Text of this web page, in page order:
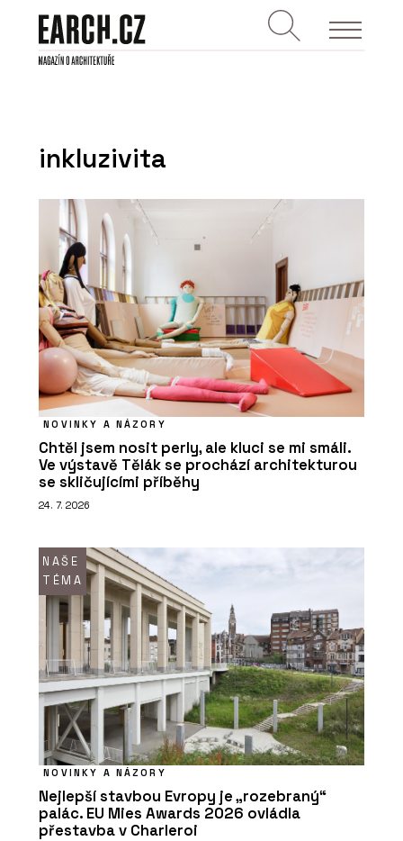
inkluzivita
NOVINKY A NÁZORY
Chtěl jsem nosit perly, ale kluci se mi smáli.
Ve výstavě Tělák se prochází architekturou
se skličujícími příběhy
24. 7. 2026
NAŠE
TÉMA
NOVINKY A NÁZORY
Nejlepší stavbou Evropy je „rozebraný“
palác. EU Mies Awards 2026 ovládla
přestavba v Charleroi